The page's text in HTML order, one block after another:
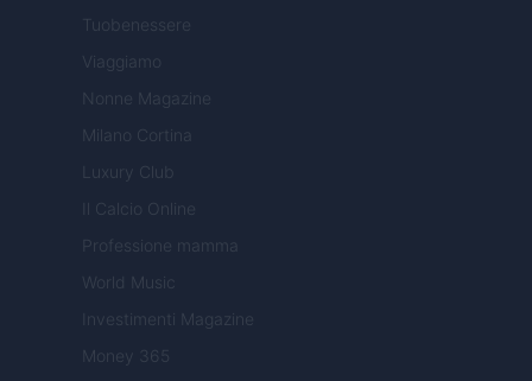
Tuobenessere
Viaggiamo
Nonne Magazine
Milano Cortina
Luxury Club
Il Calcio Online
Professione mamma
World Music
Investimenti Magazine
Money 365